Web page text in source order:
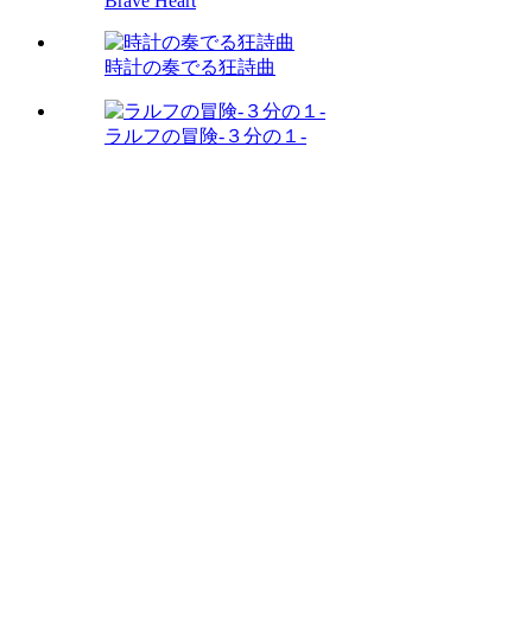
時計の奏でる狂詩曲
ラルフの冒険-３分の１-